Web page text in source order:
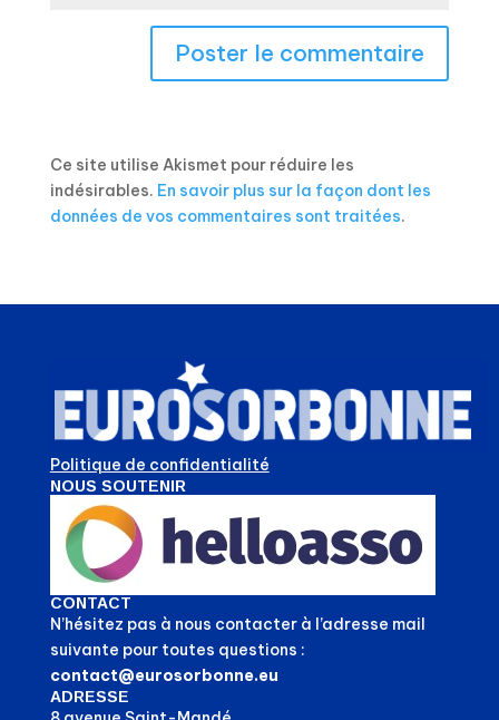
Ce site utilise Akismet pour réduire les
indésirables. En savoir plus sur la façon dont les
données de vos commentaires sont traitées.
Politique de confidentialité
NOUS SOUTENIR
CONTACT
N’hésitez pas à nous contacter à l’adresse mail
suivante pour toutes questions :
contact@eurosorbonne.eu
ADRESSE